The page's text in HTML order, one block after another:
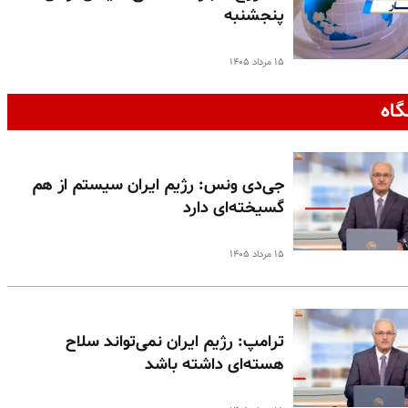
پنجشنبه
۱۵ مرداد ۱۴۰۵
جی‌دی ونس: رژیم ایران سیستم از هم
گسیخته‌ای دارد
۱۵ مرداد ۱۴۰۵
ترامپ: رژیم ایران نمی‌تواند سلاح
هسته‌ای داشته باشد